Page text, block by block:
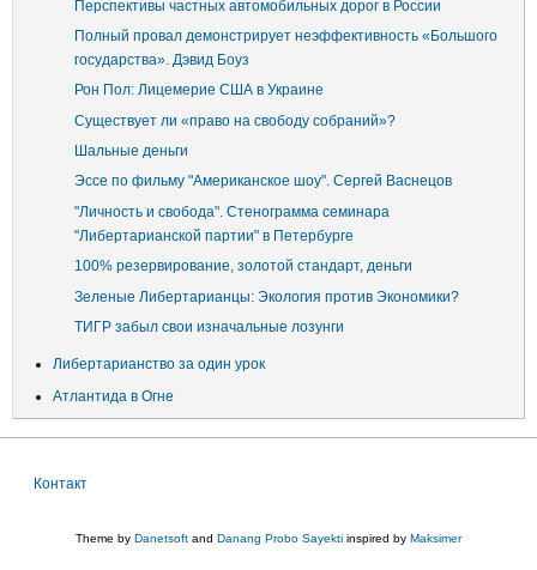
Перспективы частных автомобильных дорог в России
Полный провал демонстрирует неэффективность «Большого
государства». Дэвид Боуз
Рон Пол: Лицемерие США в Украине
Существует ли «право на свободу собраний»?
Шальные деньги
Эссе по фильму "Американское шоу". Сергей Васнецов
"Личность и свобода". Стенограмма семинара
"Либертарианской партии" в Петербурге
100% резервирование, золотой стандарт, деньги
Зеленые Либертарианцы: Экология против Экономики?
ТИГР забыл свои изначальные лозунги
Либертарианство за один урок
Атлантида в Огне
подвале
Контакт
Theme by Danetsoft and Danang Probo Sayekti inspired by Maksimer